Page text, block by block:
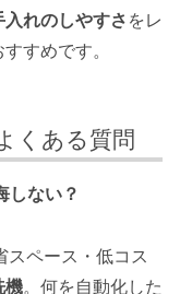
れのしやすさ をレ
すめです。
くある質問
しない？
スペース・低コス
機。何を自動化した